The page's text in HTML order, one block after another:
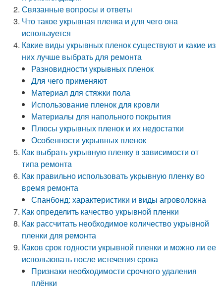
Связанные вопросы и ответы
Что такое укрывная пленка и для чего она
используется
Какие виды укрывных пленок существуют и какие из
них лучше выбрать для ремонта
Разновидности укрывных пленок
Для чего применяют
Материал для стяжки пола
Использование пленок для кровли
Материалы для напольного покрытия
Плюсы укрывных пленок и их недостатки
Особенности укрывных пленок
Как выбрать укрывную пленку в зависимости от
типа ремонта
Как правильно использовать укрывную пленку во
время ремонта
Спанбонд: характеристики и виды агроволокна
Как определить качество укрывной пленки
Как рассчитать необходимое количество укрывной
пленки для ремонта
Каков срок годности укрывной пленки и можно ли ее
использовать после истечения срока
Признаки необходимости срочного удаления
плёнки